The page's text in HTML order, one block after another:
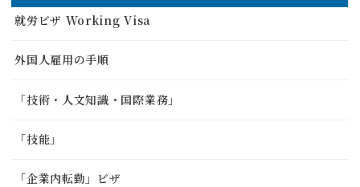
就労ビザ Working Visa
外国人雇用の手順
「技術・人文知識・国際業務」
「技能」
「企業内転勤」ビザ